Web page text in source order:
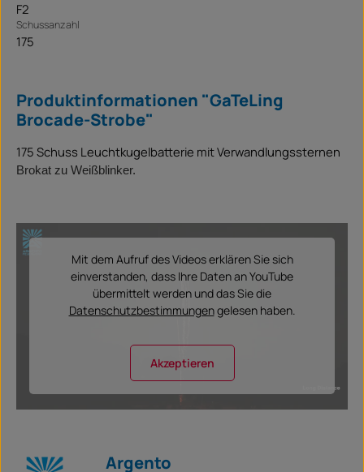
F2
Schussanzahl
175
Produktinformationen "GaTeLing
Brocade-Strobe"
175 Schuss Leuchtkugelbatterie mit Verwandlungssternen
Brokat zu Weißblinker.
Mit dem Aufruf des Videos erklären Sie sich
einverstanden, dass Ihre Daten an YouTube
übermittelt werden und das Sie die
Datenschutzbestimmungengelesen haben.
Akzeptieren
Argento